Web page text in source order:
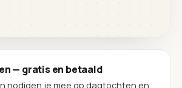
— gratis en betaald
nodigen je mee op dagtochten en